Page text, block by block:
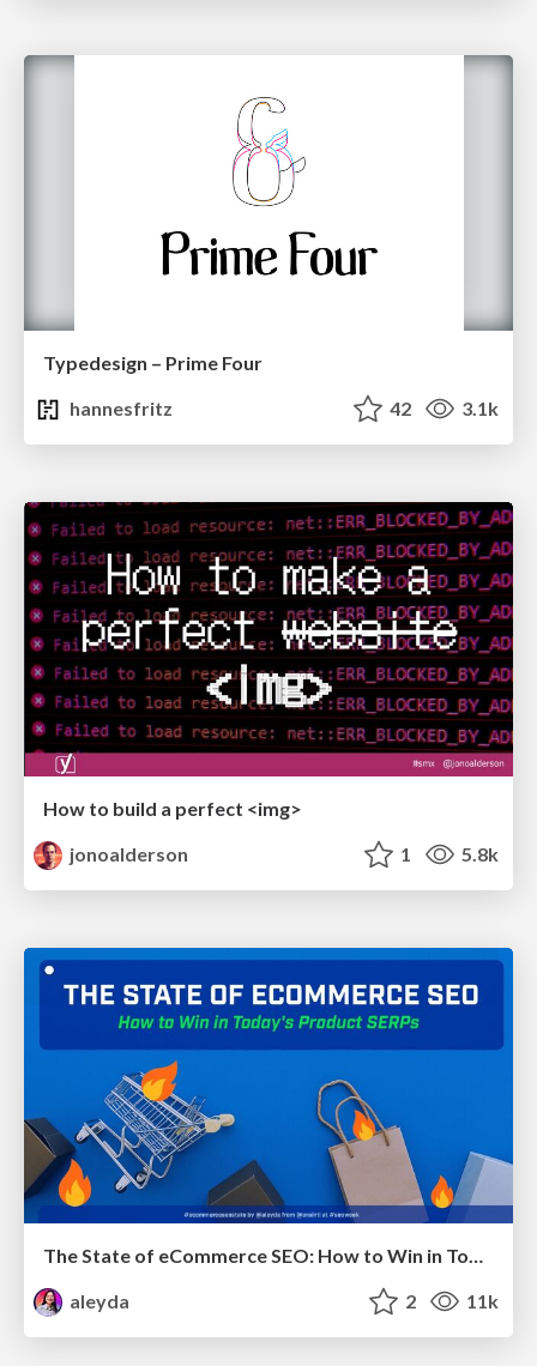
Typedesign – Prime Four
hannesfritz
42 3.1k
How to build a perfect <img>
jonoalderson
1 5.8k
aleyda
2 11k